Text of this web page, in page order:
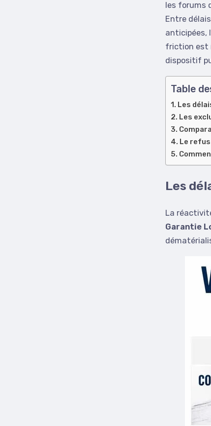
les forums
Entre
anticipées,
friction est
dispositif
Table
Les
Les
Le
Les
La
Garantie